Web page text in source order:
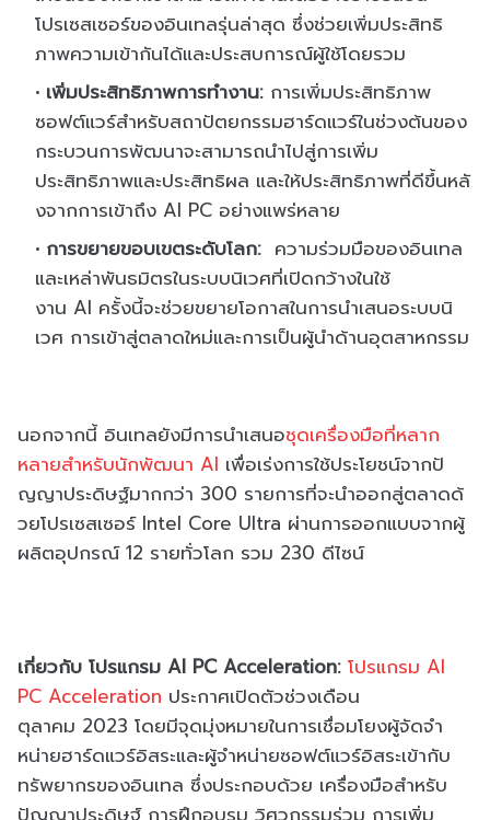
โปรเซสเซอร์ของอินเทลรุ่นล่าสุด ซึ่งช่วยเพิ่มประสิทธิ
ภาพความเข้ากันได้และประสบการณ์ผู้ใช้โดยรวม
เพิ่มประสิทธิภาพการทำงาน: การเพิ่มประสิทธิภาพ
ซอฟต์แวร์สำหรับสถาปัตยกรรมฮาร์ดแวร์ในช่วงต้นของ
กระบวนการพัฒนาจะสามารถนำไปสู่การเพิ่ม
ประสิทธิภาพและประสิทธิผล และให้ประสิทธิภาพที่ดีขึ้นหลั
งจากการเข้าถึง AI PC อย่างแพร่หลาย
การขยายขอบเขตระดับโลก: ความร่วมมือของอินเทล
และเหล่าพันธมิตรในระบบนิเวศที่เปิดกว้างในใช้
งาน AI ครั้งนี้จะช่วยขยายโอกาสในการนำเสนอระบบนิ
เวศ การเข้าสู่ตลาดใหม่และการเป็นผู้นำด้านอุตสาหกรรม
นอกจากนี้ อินเทลยังมีการนำเสนอชุดเครื่องมือที่หลาก
หลายสำหรับนักพัฒนา AI เพื่อเร่งการใช้ประโยชน์จากปั
ญญาประดิษฐ์มากกว่า 300 รายการที่จะนำออกสู่ตลาดด้
วยโปรเซสเซอร์ Intel Core Ultra ผ่านการออกแบบจากผู้
ผลิตอุปกรณ์ 12 รายทั่วโลก รวม 230 ดีไซน์
เกี่ยวกับ โปรแกรม AI PC Acceleration: โปรแกรม AI
PC Acceleration ประกาศเปิดตัวช่วงเดือน
ตุลาคม 2023 โดยมีจุดมุ่งหมายในการเชื่อมโยงผู้จัดจำ
หน่ายฮาร์ดแวร์อิสระและผู้จำหน่ายซอฟต์แวร์อิสระเข้ากับ
ทรัพยากรของอินเทล ซึ่งประกอบด้วย เครื่องมือสำหรับ